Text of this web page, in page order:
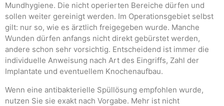
Mundhygiene. Die nicht operierten Bereiche dürfen und
sollen weiter gereinigt werden. Im Operationsgebiet selbst
gilt: nur so, wie es ärztlich freigegeben wurde. Manche
Wunden dürfen anfangs nicht direkt gebürstet werden,
andere schon sehr vorsichtig. Entscheidend ist immer die
individuelle Anweisung nach Art des Eingriffs, Zahl der
Implantate und eventuellem Knochenaufbau.
Wenn eine antibakterielle Spüllösung empfohlen wurde,
nutzen Sie sie exakt nach Vorgabe. Mehr ist nicht